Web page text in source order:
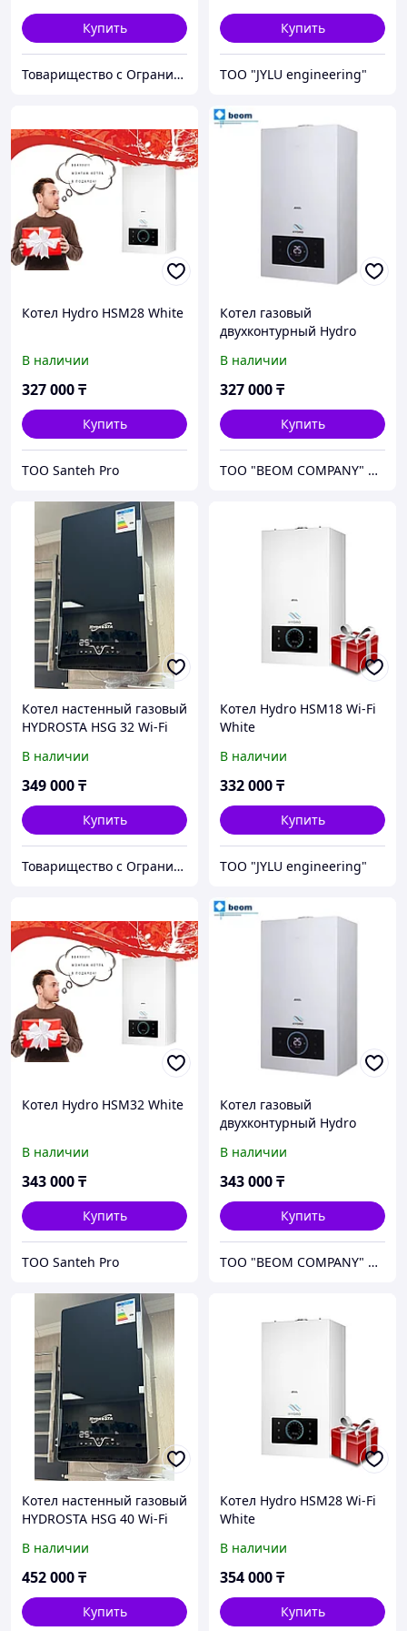
Купить
Товарищество с Ограниченной Ответственностью "ТеплоАзии"
Купить
TOO "JYLU engineering"
Котел Hydro HSM28 White
В наличии
327 000₸
Купить
ТОО Santeh Pro
Котел газовый
двухконтурный Hydro
280м2 | настенный | 14
л/мин | Вес 36 кг|
Природный газ)
В наличии
327 000₸
Купить
ТОО "BEOM COMPANY" Более 10 лет успешной работы
Котел настенный газовый
HYDROSTA HSG 32 Wi-Fi
В наличии
349 000₸
Купить
Товарищество с Ограниченной Ответственностью "ТеплоАзии"
Котел Hydro HSM18 Wi-Fi
White
В наличии
332 000₸
Купить
TOO "JYLU engineering"
Котел Hydro HSM32 White
В наличии
343 000₸
Купить
ТОО Santeh Pro
Котел газовый
двухконтурный Hydro
320м2 | настенный | 16
л/мин | Вес 39 кг|
Природный газ)
В наличии
343 000₸
Купить
ТОО "BEOM COMPANY" Более 10 лет успешной работы
Котел настенный газовый
HYDROSTA HSG 40 Wi-Fi
В наличии
452 000₸
Купить
Котел Hydro HSM28 Wi-Fi
White
В наличии
354 000₸
Купить